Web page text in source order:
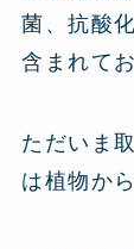
菌、抗酸
含まれて
ただいま
は植物か